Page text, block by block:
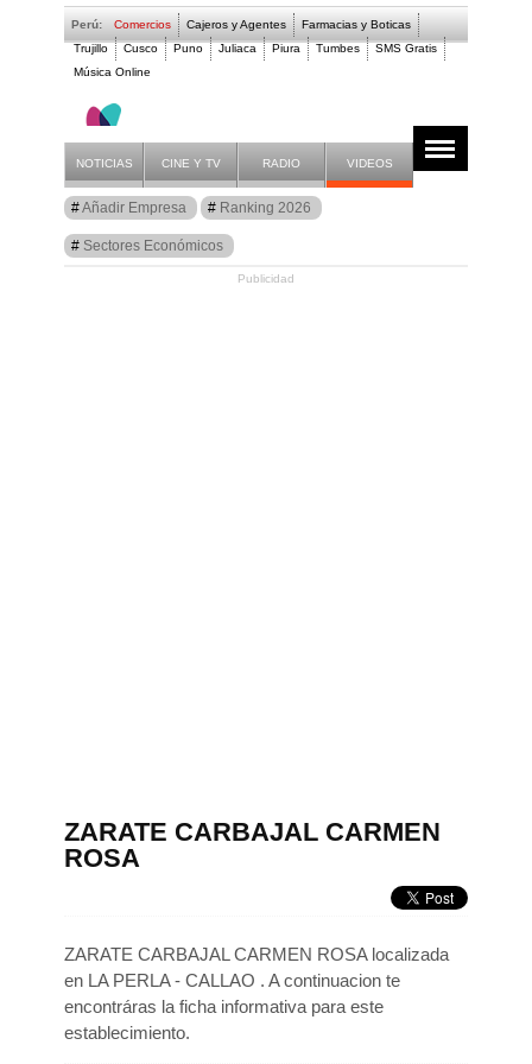
Perú: Comercios Cajeros y Agentes
Farmacias y Boticas
Trujillo
Cusco Puno Juliaca Piura Tumbes
SMS Gratis
Música Online
Guía
Farmacias
NOTICIAS CINE Y TV RADIO VIDEOS
Añadir Empresa Ranking 2026
Sectores Económicos
Publicidad
ZARATE CARBAJAL CARMEN
ROSA
ZARATE CARBAJAL CARMEN ROSA localizada
en LA PERLA - CALLAO . A continuacion te
encontráras la ficha informativa para este
establecimiento.